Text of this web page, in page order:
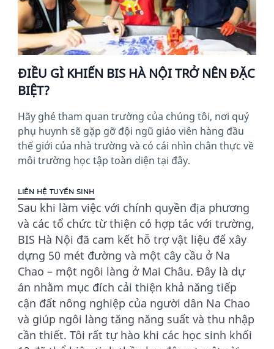
ĐIỀU GÌ KHIẾN BIS HÀ NỘI TRỞ NÊN ĐẶC
BIỆT?
Hãy ghé tham quan trường của chúng tôi, nơi quý
phụ huynh sẽ gặp gỡ đội ngũ giáo viên hàng đầu
thế giới của nhà trường và có cái nhìn chân thực về
môi trường học tập toàn diện tại đây.
LIÊN HỆ TUYỂN SINH
Sau khi làm việc với chính quyền địa phương
và các tổ chức từ thiện có hợp tác với trường,
BIS Hà Nội đã cam kết hỗ trợ vật liệu để xây
dựng 50 mét đường và một cây cầu ở Na
Chao – một ngôi làng ở Mai Châu. Đây là dự
án nhằm mục đích cải thiện khả năng tiếp
cận đất nông nghiệp của người dân Na Chao
và giúp ngôi làng tăng năng suất và thu nhập
cần thiết. Tôi rất tự hào khi các học sinh khối